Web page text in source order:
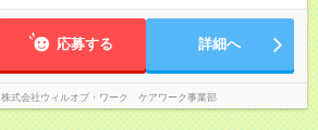
応募する 詳細へ
株式会社ウィルオブ・ワーク ケアワーク事業部